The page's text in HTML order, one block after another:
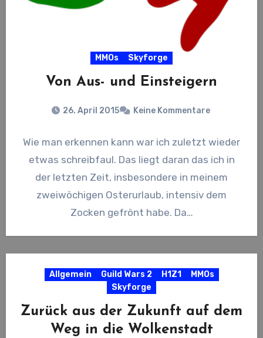
MMOs Skyforge
Von Aus- und Einsteigern
26. April 2015 Keine Kommentare
Wie man erkennen kann war ich zuletzt wieder
etwas schreibfaul. Das liegt daran das ich in
der letzten Zeit, insbesondere in meinem
zweiwöchigen Osterurlaub, intensiv dem
Zocken gefrönt habe. Da…
Allgemein Guild Wars 2 H1Z1
MMOs
Skyforge
Zurück aus der Zukunft auf dem
Weg in die Wolkenstadt